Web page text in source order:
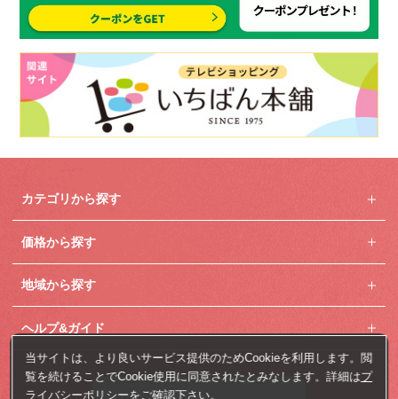
カテゴリから探す
価格から探す
地域から探す
ヘルプ&ガイド
当サイトは、より良いサービス提供のためCookieを利用します。閲
覧を続けることでCookie使用に同意されたとみなします。詳細はプ
ライバシーポリシーをご確認下さい。